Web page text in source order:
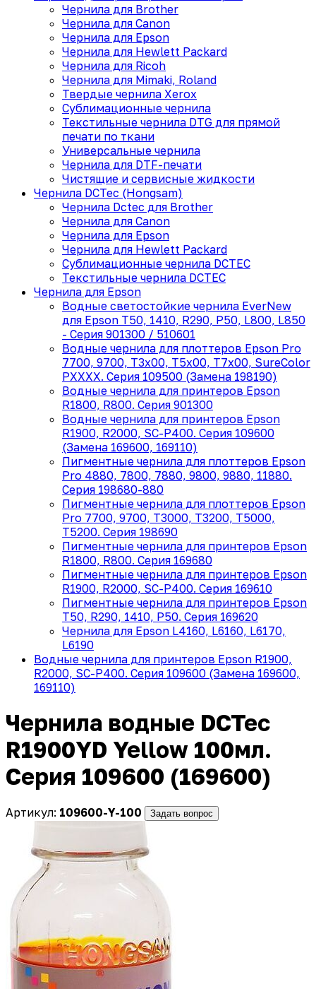
Чернила для Brother
Чернила для Canon
Чернила для Epson
Чернила для Hewlett Packard
Чернила для Ricoh
Чернила для Mimaki, Roland
Твердые чернила Xerox
Сублимационные чернила
Текстильные чернила DTG для прямой
печати по ткани
Универсальные чернила
Чернила для DTF-печати
Чистящие и сервисные жидкости
Чернила DCTec (Hongsam)
Чернила Dctec для Brother
Чернила для Canon
Чернила для Epson
Чернила для Hewlett Packard
Сублимационные чернила DCTEC
Текстильные чернила DCTEC
Чернила для Epson
Водные светостойкие чернила EverNew
для Epson T50, 1410, R290, P50, L800, L850
- Серия 901300 / 510601
Водные чернила для плоттеров Epson Pro
7700, 9700, T3x00, T5x00, T7x00, SureColor
PXXXX. Серия 109500 (Замена 198190)
Водные чернила для принтеров Epson
R1800, R800. Серия 901300
Водные чернила для принтеров Epson
R1900, R2000, SC-P400. Серия 109600
(Замена 169600, 169110)
Пигментные чернила для плоттеров Epson
Pro 4880, 7800, 7880, 9800, 9880, 11880.
Серия 198680-880
Пигментные чернила для плоттеров Epson
Pro 7700, 9700, T3000, T3200, T5000,
T5200. Серия 198690
Пигментные чернила для принтеров Epson
R1800, R800. Серия 169680
Пигментные чернила для принтеров Epson
R1900, R2000, SC-P400. Серия 169610
Пигментные чернила для принтеров Epson
T50, R290, 1410, P50. Cерия 169620
Чернила для Epson L4160, L6160, L6170,
L6190
Водные чернила для принтеров Epson R1900,
R2000, SC-P400. Серия 109600 (Замена 169600,
169110)
Чернила водные DCTec
R1900YD Yellow 100мл.
Серия 109600 (169600)
Артикул: 109600-Y-100 Задать вопрос